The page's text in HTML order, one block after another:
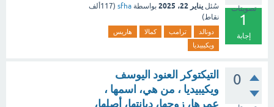
تصويتات
1
إجابة
سُئل يناير 22، 2025 بواسطة sfha
(117ألف
نقاط)
دونالد ترامب كمالا
هاريس
ويكيبيديا
0
التيكتوكر العنود اليوسف
ويكيبيديا ، من هي، اسمها ،
عمرها، زوجها، ديانتها، أصلها،